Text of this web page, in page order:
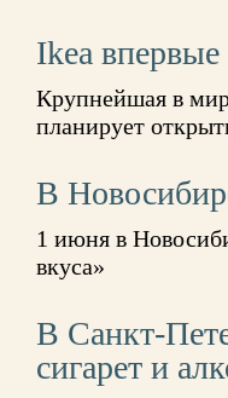
Ikea
Крупнейшая в
планирует
В
1 июня в
вкуса»
В Санкт-
сигарет и